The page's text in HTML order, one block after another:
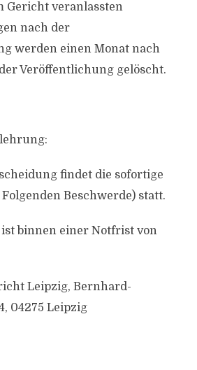
Gericht veranlassten
nach der
werden einen Monat nach
Veröffentlichung gelöscht.
findet die sofortige
Beschwerde) statt.
ist binnen einer Notfrist von
Leipzig, Bernhard-
04275 Leipzig